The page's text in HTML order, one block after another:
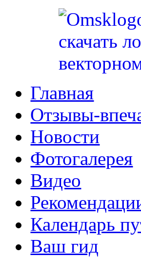
Главная
Отзывы-
Новости
Фотогалерея
Видео
Календарь
Ваш гид